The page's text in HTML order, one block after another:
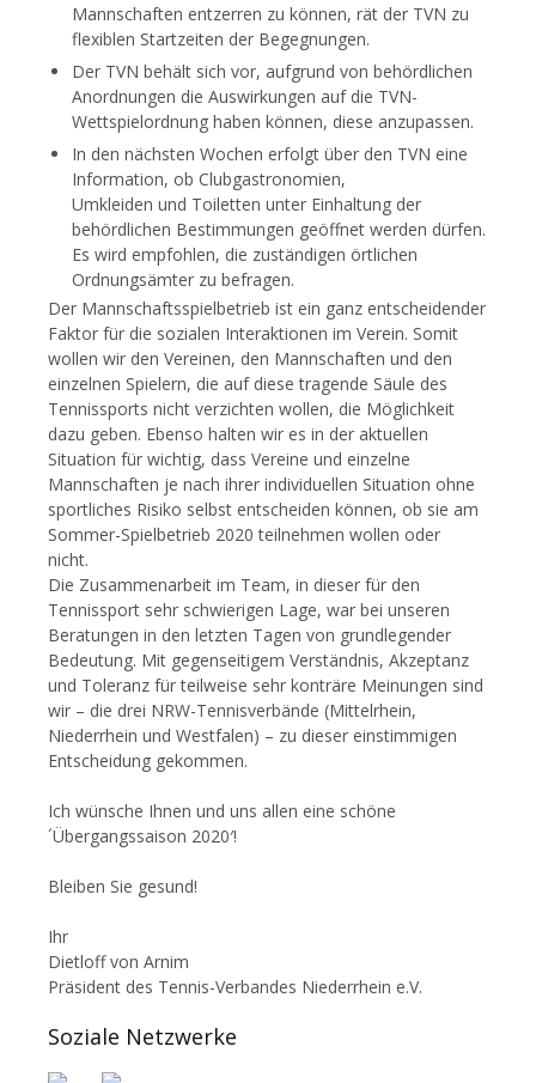
Mannschaften entzerren zu können, rät der TVN zu
flexiblen Startzeiten der Begegnungen.
Der TVN behält sich vor, aufgrund von behördlichen
Anordnungen die Auswirkungen auf die TVN-
Wettspielordnung haben können, diese anzupassen.
In den nächsten Wochen erfolgt über den TVN eine
Information, ob Clubgastronomien,
Umkleiden und Toiletten unter Einhaltung der
behördlichen Bestimmungen geöffnet werden dürfen.
Es wird empfohlen, die zuständigen örtlichen
Ordnungsämter zu befragen.
Der Mannschaftsspielbetrieb ist ein ganz entscheidender
Faktor für die sozialen Interaktionen im Verein. Somit
wollen wir den Vereinen, den Mannschaften und den
einzelnen Spielern, die auf diese tragende Säule des
Tennissports nicht verzichten wollen, die Möglichkeit
dazu geben. Ebenso halten wir es in der aktuellen
Situation für wichtig, dass Vereine und einzelne
Mannschaften je nach ihrer individuellen Situation ohne
sportliches Risiko selbst entscheiden können, ob sie am
Sommer-Spielbetrieb 2020 teilnehmen wollen oder
nicht.
Die Zusammenarbeit im Team, in dieser für den
Tennissport sehr schwierigen Lage, war bei unseren
Beratungen in den letzten Tagen von grundlegender
Bedeutung. Mit gegenseitigem Verständnis, Akzeptanz
und Toleranz für teilweise sehr konträre Meinungen sind
wir – die drei NRW-Tennisverbände (Mittelrhein,
Niederrhein und Westfalen) – zu dieser einstimmigen
Entscheidung gekommen.
Ich wünsche Ihnen und uns allen eine schöne
´Übergangssaison 2020′!
Bleiben Sie gesund!
Ihr
Dietloff von Arnim
Präsident des Tennis-Verbandes Niederrhein e.V.
Soziale Netzwerke